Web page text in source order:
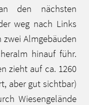
den nächsten
weg nach Links
Almgebäuden
hinauf führ.
zieht auf ca. 1260
aber gut sichtbar)
Wiesengelände